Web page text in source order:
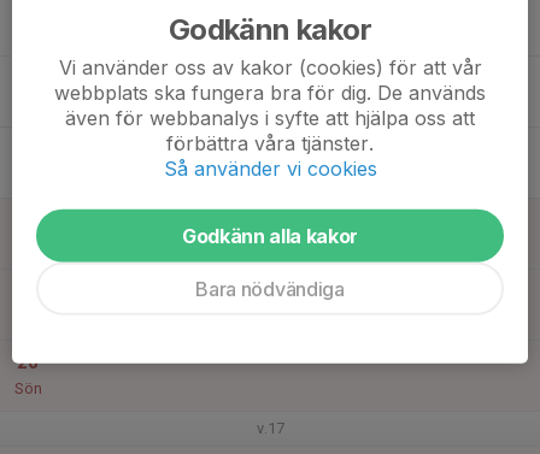
Vidingsjö motionscentrum
Vuxenträning(inställd dåligt med anmälda
Vidingsjö motionscentrum
18
Fre
20
Sön
v.17
Godkänn kakor
Vi använder oss av kakor (cookies) för att vår
webbplats ska fungera bra för dig. De används
även för webbanalys i syfte att hjälpa oss att
förbättra våra tjänster.
Så använder vi cookies
Godkänn alla kakor
Bara nödvändiga